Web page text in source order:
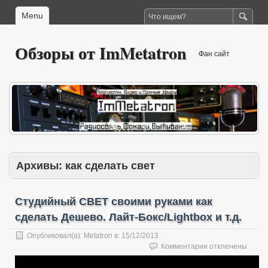
Menu
Обзоры от ImMetatron Фан сайт
Архивы: как сделать свет
Студийный СВЕТ своими руками как
сделать Дешево. Лайт-Бокс/Lightbox и т.д.
Опубликовал(а): Metatron в: 15/12/2013
Комментарии к
записи
отключены